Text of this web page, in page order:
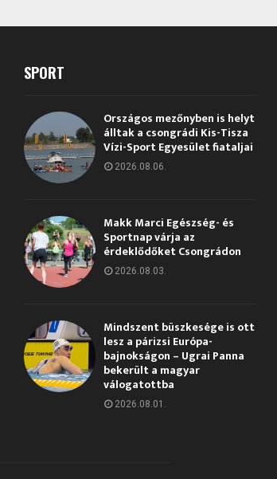
SPORT
Országos mezőnyben is helyt
álltak a csongrádi Kis-Tisza
Vízi-Sport Egyesület fiataljai
2026.08.06.
Makk Marci Egészség- és
Sportnap várja az
érdeklődőket Csongrádon
2026.08.03.
Mindszent büszkesége is ott
lesz a párizsi Európa-
bajnokságon – Ugrai Panna
bekerült a magyar
válogatottba
2026.08.01.